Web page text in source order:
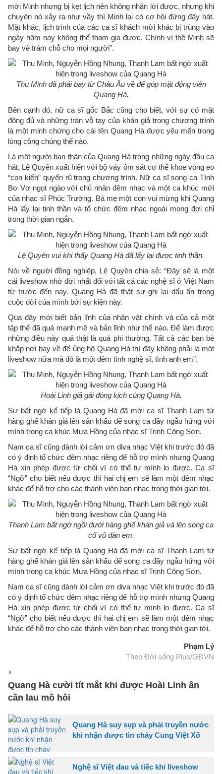
mời Minh nhưng bị kẹt lịch nên không nhận lời được, nhưng khi
chuyện nó xảy ra như vầy thì Minh lại có cơ hội đứng đây hát.
Mặt khác, lịch trình của các ca sĩ khách mời khác bị trùng vào
ngày hôm nay không thể tham gia được. Chính vì thề Minh sẽ
bay vè trám chỗ cho mọi người”.
Thu Minh đã phải bay từ Châu Âu về để góp mặt động viên
Quang Hà.
Bên cạnh đó, nữ ca sĩ gốc Bắc cũng cho biết, với sự có mặt
đông đủ và những tràn vỗ tay của khán giả trong chương trình
là một minh chứng cho cái tên Quang Hà được yêu mến trong
lòng công chúng thế nào.
Là một người bạn thân của Quang Hà trong những ngày đầu ca
hát, Lệ Quyên xuất hiện với bộ váy ôm sát cơ thể khoe vòng eo
“con kiến” quyến rũ trong chương trình. Nữ ca sĩ song ca Tình
Bơ Vơ ngọt ngào với chủ nhân đêm nhạc và một ca khúc mới
của nhạc sĩ Phúc Trường. Bà mẹ một con vui mừng khi Quang
Hà lấy lại tinh thần và tổ chức đêm nhạc ngoài mong đợi chỉ
trong thời gian ngắn.
Lệ Quyên vui khi thấy Quang Hà đã lấy lại được tinh thần.
Nói về người đồng nghiệp, Lệ Quyên chia sẻ: “Đây sẽ là một
cái liveshow nhớ đời nhất đối với tất cả các nghệ sĩ ở Việt Nam
từ trước đến nay. Quang Hà đã thật sự ghi lại dấu ấn trong
cuộc đời của mình bởi sự kiện này.
Qua đây mới biết bản lĩnh của nhân vật chính và của cả một
tập thể đã quá mạnh mẽ và bản lĩnh như thế nào. Để làm được
những điều này quả thật là quá phi thường. Tất cả các bạn bè
khắp nơi bay về để ủng hộ Quang Hà thì đây không phải là một
liveshow nữa mà đó là một đêm tình nghệ sĩ, tình anh em”.
Hoài Linh giả gái đóng kịch cùng Quang Hà.
Sự bất ngờ kế tiếp là Quang Hà đã mời ca sĩ Thanh Lam từ
hàng ghế khán giả lên sân khấu để song ca đầy ngẫu hứng với
mình trong ca khúc Mưa Hồng của nhạc sĩ Trịnh Công Sơn.
Nam ca sĩ cũng dành lời cảm ơn diva nhạc Việt khi trước đó đã
có ý định tổ chức đêm nhạc riêng để hỗ trợ mình nhưng Quang
Hà xin phép được từ chối vì có thể tự mình lo được. Ca sĩ
“Ngỡ” cho biết nếu được thì hai chị em sẽ làm một đêm nhạc
khác để hỗ trợ cho các thành viên ban nhạc trong thời gian tới.
Thanh Lam bất ngờ ngồi dưới hàng ghế khán giả và lên song ca
cổ vũ đàn em.
Sự bất ngờ kế tiếp là Quang Hà đã mời ca sĩ Thanh Lam từ
hàng ghế khán giả lên sân khấu để song ca đầy ngẫu hứng với
mình trong ca khúc Mưa Hồng của nhạc sĩ Trịnh Công Sơn.
Nam ca sĩ cũng dành lời cảm ơn diva nhạc Việt khi trước đó đã
có ý định tổ chức đêm nhạc riêng để hỗ trợ mình nhưng Quang
Hà xin phép được từ chối vì có thể tự mình lo được. Ca sĩ
“Ngỡ” cho biết nếu được thì hai chị em sẽ làm một đêm nhạc
khác để hỗ trợ cho các thành viên ban nhạc trong thời gian tới.
Phạm Lý
Theo Đời sống Plus/GĐVN
Quang Hà cười tít mắt khi được Hoài Linh ân
cần lau mồ hôi
Quang Hà suy sụp và phải truyền nước
khi nhận được tin cháy Cung Việt Xô
Nghệ sĩ Việt đau và tiếc khi liveshow